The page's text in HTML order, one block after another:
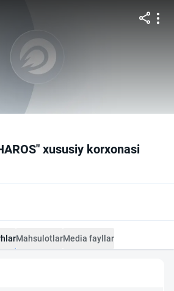
xususiy korxonasi
MahsulotlarMedia fayllar